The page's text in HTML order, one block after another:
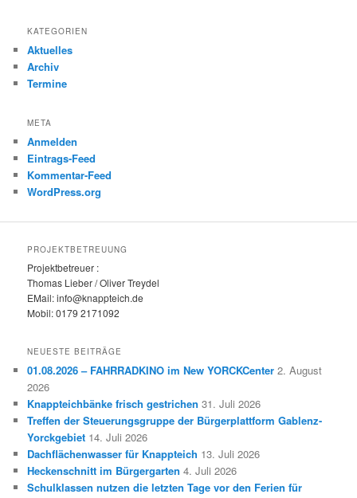
KATEGORIEN
Aktuelles
Archiv
Termine
META
Anmelden
Eintrags-Feed
Kommentar-Feed
WordPress.org
PROJEKTBETREUUNG
Projektbetreuer :
Thomas Lieber / Oliver Treydel
EMail: info@knappteich.de
Mobil: 0179 2171092
NEUESTE BEITRÄGE
01.08.2026 – FAHRRADKINO im New YORCKCenter 2. August
2026
Knappteichbänke frisch gestrichen 31. Juli 2026
Treffen der Steuerungsgruppe der Bürgerplattform Gablenz-
Yorckgebiet 14. Juli 2026
Dachflächenwasser für Knappteich 13. Juli 2026
Heckenschnitt im Bürgergarten 4. Juli 2026
Schulklassen nutzen die letzten Tage vor den Ferien für